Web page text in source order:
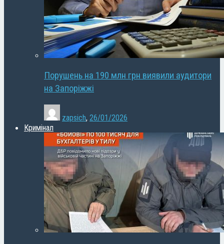
Порушень на 190 млн грн виявили аудитори
на Запоріжжі
zapsich, 26/01/2026
Кримінал